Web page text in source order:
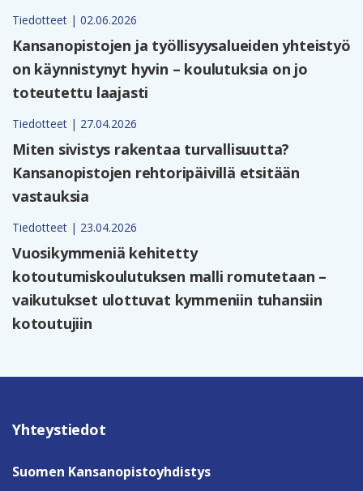
Tiedotteet | 02.06.2026
Kansanopistojen ja työllisyysalueiden yhteistyö
on käynnistynyt hyvin – koulutuksia on jo
toteutettu laajasti
Tiedotteet | 27.04.2026
Miten sivistys rakentaa turvallisuutta?
Kansanopistojen rehtoripäivillä etsitään
vastauksia
Tiedotteet | 23.04.2026
Vuosikymmeniä kehitetty
kotoutumiskoulutuksen malli romutetaan –
vaikutukset ulottuvat kymmeniin tuhansiin
kotoutujiin
Yhteystiedot
Suomen Kansanopistoyhdistys